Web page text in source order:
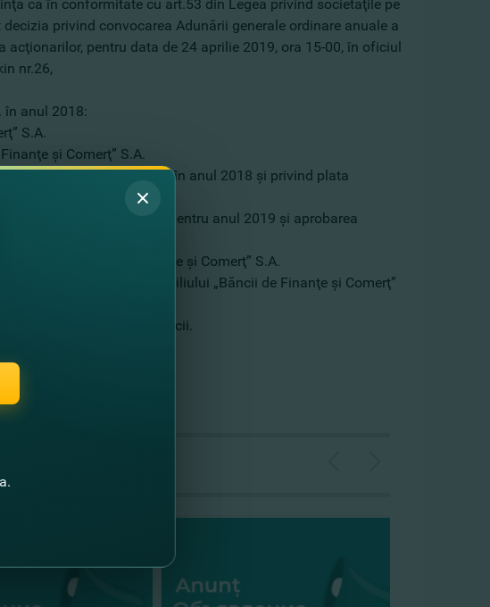
că în conformitate cu art.53 din Legea privind societăţile pe
privind convocarea Adunării generale ordinare anuale a
acţionarilor, pentru data de 24 aprilie 2019, ora 15-00, în oficiul
nr.26,
în anul 2018:
S.A.
şi Comerţ” S.A.
şi Comerţ” S.A. obţinut în anul 2018 şi privind plata
obligatoriu ordinar pentru anul 2019 şi aprobarea
Statutul „Băncii de Finanţe şi Comerţ” S.A.
membrilor Consiliului „Băncii de Finanţe şi Comerţ”
generale a acţionarilor băncii.